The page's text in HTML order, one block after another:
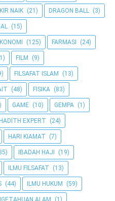
NAIK (21) DRAGON BALL (3)
(15)
(125) FARMASI (24)
FILM (9)
FILSAFAT ISLAM (13)
(48) FISIKA (83)
GAME (10) GEMPA (1)
HADITH EXPERT (24)
HARI KIAMAT (7)
IBADAH HAJI (19)
ILMU FILSAFAT (13)
(44) ILMU HUKUM (59)
ALAM (1)